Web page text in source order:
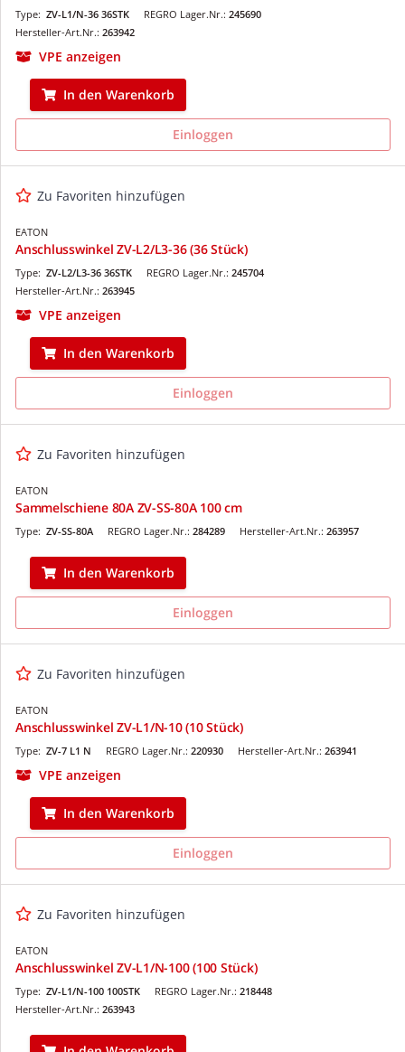
REGRO Lager.Nr.: 245690
Type: ZV-L1/N-36 36STK
Hersteller-Art.Nr.: 263942
VPE anzeigen
In den Warenkorb
Einloggen
Zu Favoriten hinzufügen
EATON
Anschlusswinkel ZV-L2/L3-36 (36 Stück)
REGRO Lager.Nr.: 245704
Type: ZV-L2/L3-36 36STK
Hersteller-Art.Nr.: 263945
VPE anzeigen
In den Warenkorb
Einloggen
Zu Favoriten hinzufügen
EATON
Sammelschiene 80A ZV-SS-80A 100 cm
REGRO Lager.Nr.: 284289
Type: ZV-SS-80A Hersteller-Art.Nr.: 263957
In den Warenkorb
Einloggen
Zu Favoriten hinzufügen
EATON
Anschlusswinkel ZV-L1/N-10 (10 Stück)
REGRO Lager.Nr.: 220930
Type: ZV-7 L1 N Hersteller-Art.Nr.: 263941
VPE anzeigen
In den Warenkorb
Einloggen
Zu Favoriten hinzufügen
EATON
Anschlusswinkel ZV-L1/N-100 (100 Stück)
REGRO Lager.Nr.: 218448
Type: ZV-L1/N-100 100STK
Hersteller-Art.Nr.: 263943